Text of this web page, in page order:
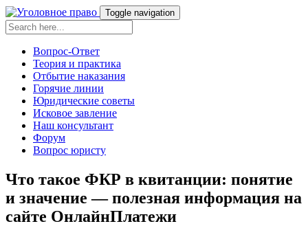
Toggle navigation
Вопрос-Ответ
Теория и практика
Отбытие наказания
Горячие линии
Юридические советы
Исковое завление
Наш консультант
Форум
Вопрос юристу
Что такое ФКР в квитанции: понятие
и значение — полезная информация на
сайте ОнлайнПлатежи